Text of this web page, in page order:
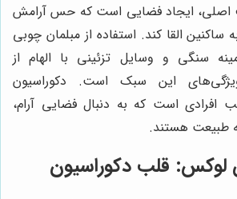
اصلی، ایجاد فضایی است که حس آرامش
القا کند. استفاده از مبلمان چوبی
سنگی و وسایل تزئینی با الهام از
این سبک است. دکوراسیون
افرادی است که به دنبال فضایی آرام،
طبیعت هستند.
لوکس: قلب دکوراسیون